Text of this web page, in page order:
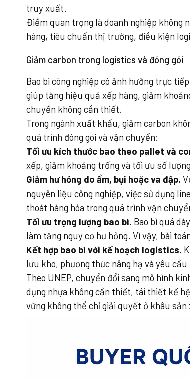
truy xuất.
Điểm quan trọng là doanh nghiệp không
hàng, tiêu chuẩn thị trường, điều kiện
Giảm carbon trong logistics và đóng gói
Bao bì công nghiệp có ảnh hưởng trực
giúp tăng hiệu quả xếp hàng, giảm
chuyển không cần thiết.
Trong ngành xuất khẩu, giảm carbon
quá trình đóng gói và vận chuyển:
Tối ưu kích thước bao theo pallet và
xếp, giảm khoảng trống và tối ưu số
Giảm hư hỏng do ẩm, bụi hoặc va đập.
nguyên liệu công nghiệp, việc sử dụng
thoát hàng hóa trong quá trình vận
Tối ưu trọng lượng bao bì. Bao bì quá
làm tăng nguy cơ hư hỏng. Vì vậy, bài
Kết hợp bao bì với kế hoạch logistics.
lưu kho, phương thức nâng hạ và yêu
Theo UNEP, chuyển đổi sang mô hình
dụng nhựa không cần thiết, tái thiết kế
vững không thể chỉ giải quyết ở khâu